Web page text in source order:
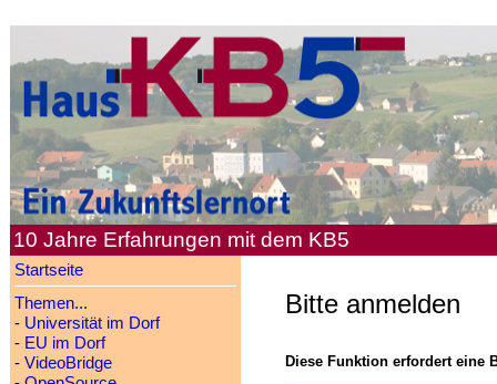
10 Jahre Erfahrungen mit dem KB5
Startseite
Themen...
- Universität im Dorf
- EU im Dorf
- VideoBridge
Bitte anmelden
Diese Funktion erfordert eine